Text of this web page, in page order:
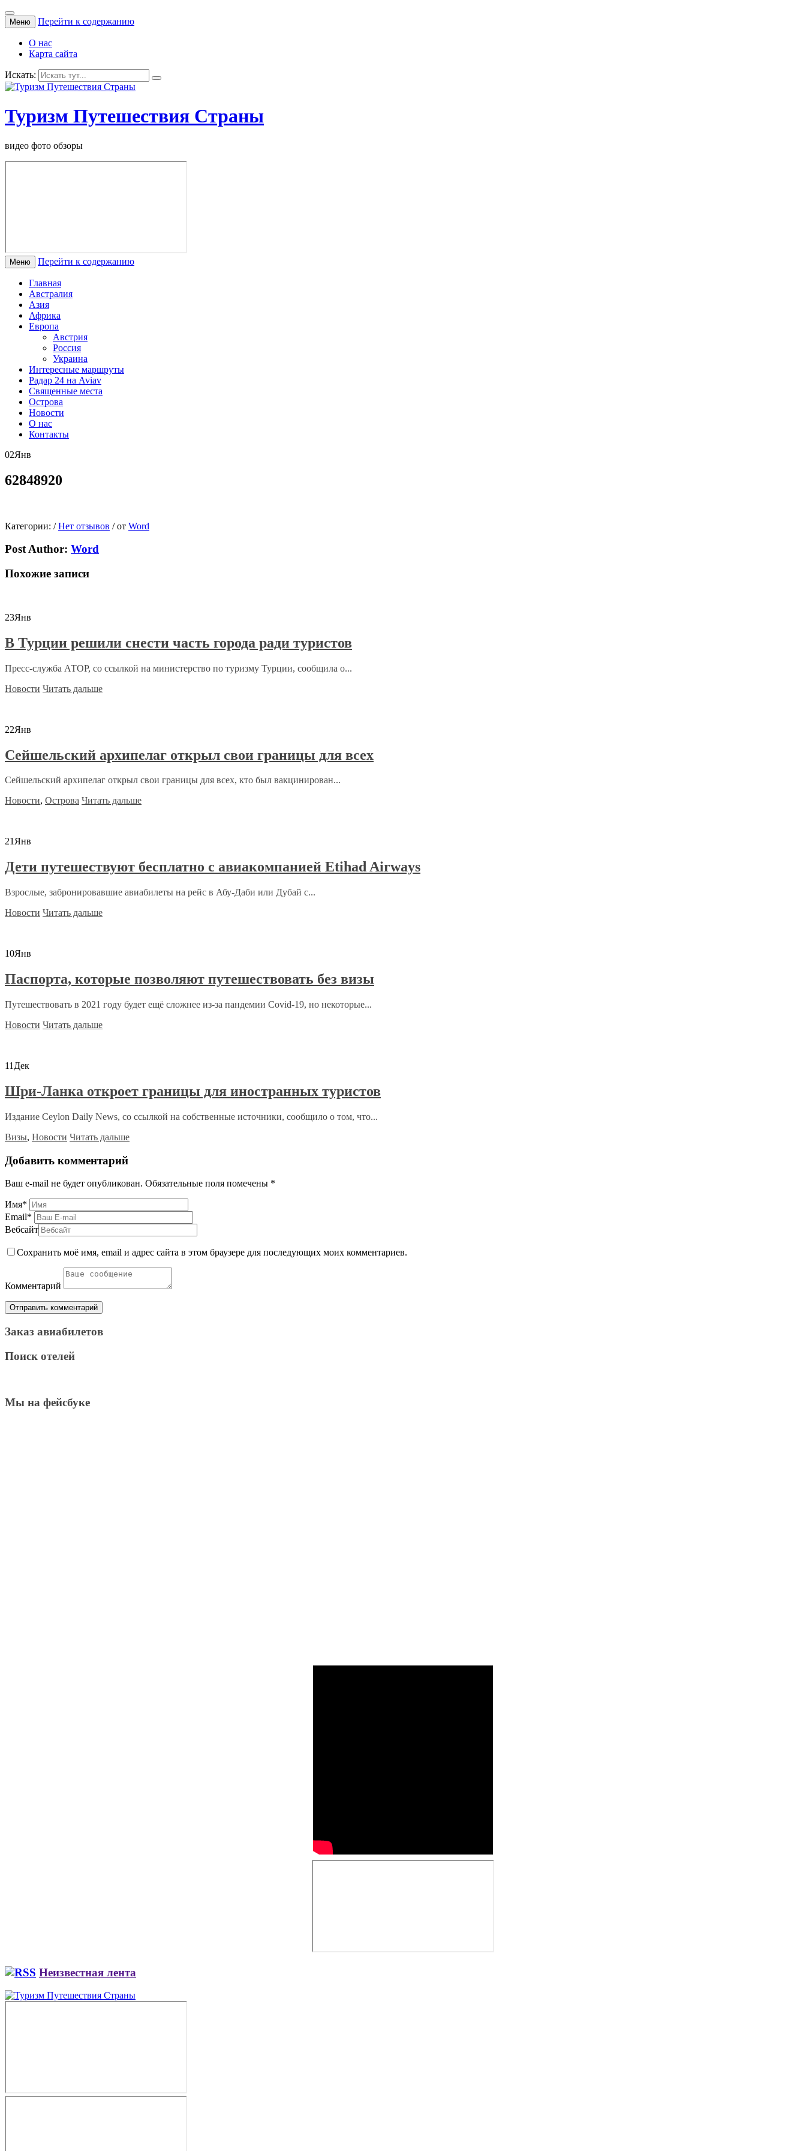
Меню Перейти к содержанию
О нас
Карта сайта
Искать:
Туризм Путешествия Страны
видео фото обзоры
Меню Перейти к содержанию
Главная
Австралия
Азия
Африка
Европа
Австрия
Россия
Украина
Интересные маршруты
Радар 24 на Aviav
Священные места
Острова
Новости
О нас
Контакты
02Янв
62848920
Категории: / Нет отзывов /от Word
Post Author: Word
Похожие записи
23Янв
В Турции решили снести часть города ради туристов
Пресс-служба АТОР, со ссылкой на министерство по туризму Турции, сообщила о...
Новости Читать дальше
22Янв
Сейшельский архипелаг открыл свои границы для всех
Сейшельский архипелаг открыл свои границы для всех, кто был вакцинирован...
Новости, Острова Читать дальше
21Янв
Дети путешествуют бесплатно с авиакомпанией Etihad Airways
Взрослые, забронировавшие авиабилеты на рейс в Абу-Даби или Дубай с...
Новости Читать дальше
10Янв
Паспорта, которые позволяют путешествовать без визы
Путешествовать в 2021 году будет ещё сложнее из-за пандемии Covid-19, но некоторые...
Новости Читать дальше
11 Дек
Шри-Ланка откроет границы для иностранных туристов
Издание Ceylon Daily News, со ссылкой на собственные источники, сообщило о том, что...
Визы, Новости Читать дальше
Добавить комментарий
Ваш e-mail не будет опубликован. Обязательные поля помечены *
Имя*
Email*
Вебсайт
Сохранить моё имя, email и адрес сайта в этом браузере для последующих моих комментариев.
Комментарий
Заказ авиабилетов
Поиск отелей
Мы на фейсбуке
Неизвестная лента